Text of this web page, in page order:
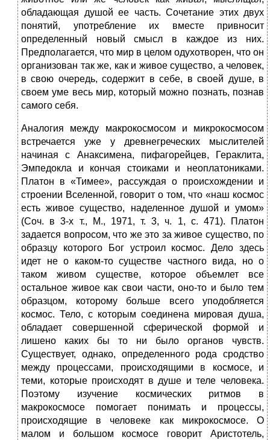
обладающая душой ее часть. Сочетание этих двух
понятий, употребление их вместе привносит
определенный новый смысл в каждое из них.
Предполагается, что мир в целом одухотворен, что он
организован так же, как и живое существо, а человек,
в свою очередь, содержит в себе, в своей душе, в
своем уме весь мир, который можно познать, познав
самого себя.
Аналогия между макрокосмосом и микрокосмосом
встречается уже у древнегреческих мыслителей
начиная с Анаксимена, пифагорейцев, Гераклита,
Эмпедокла и кончая стоиками и неоплатониками.
Платон в «Тимее», рассуждая о происхождении и
строении Вселенной, говорит о том, что «наш космос
есть живое существо, наделенное душой и умом»
(Соч. в 3-х т., М., 1971, т. 3, ч. 1, с. 471). Платон
задается вопросом, что же это за живое существо, по
образцу которого Бог устроил космос. Дело здесь
идет не о каком-то существе частного вида, но о
таком живом существе, которое объемлет все
остальное живое как свои части, оно-то и было тем
образцом, которому больше всего уподобляется
космос. Тело, с которым соединена мировая душа,
обладает совершенной сферической формой и
лишено каких бы то ни было органов чувств.
Существует, однако, определенного рода сродство
между процессами, происходящими в космосе, и
теми, которые происходят в душе и теле человека.
Поэтому изучение космических ритмов в
макрокосмосе помогает понимать и процессы,
происходящие в человеке как микрокосмосе. О
малом и большом космосе говорит Аристотель,